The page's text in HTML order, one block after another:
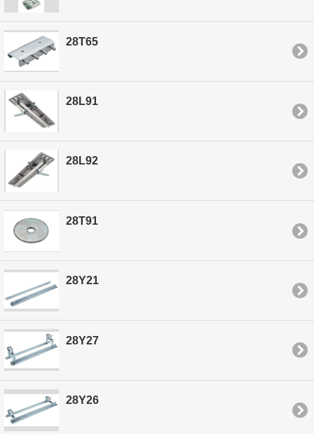
28T65
28L91
28L92
28T91
28Y21
28Y27
28Y26